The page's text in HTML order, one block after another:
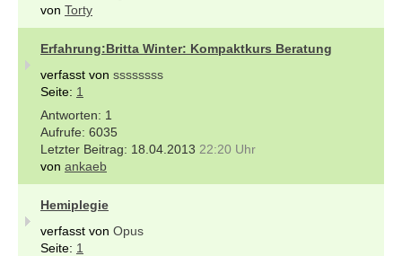
von Torty
Erfahrung:Britta Winter: Kompaktkurs Beratung
verfasst von ssssssss
Seite: 1
1
6035
18.04.2013 22:20 Uhr
von ankaeb
Hemiplegie
verfasst von Opus
Seite: 1